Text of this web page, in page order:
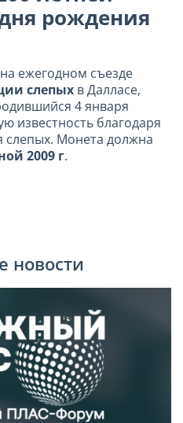
рождения
ежегодном съезде
слепых в Далласе,
4 января
известность благодаря
Монета должна
2009 г.
новости